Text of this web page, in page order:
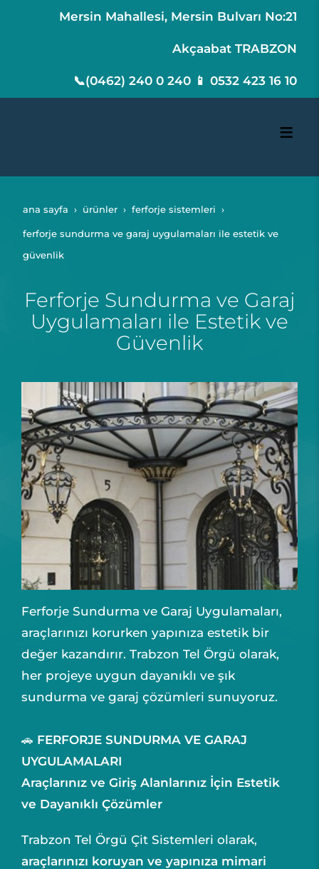
Mersin Mahallesi, Mersin Bulvarı No:21
Akçaabat TRABZON
📞(0462) 240 0 240 📱 0532 423 16 10
ana sayfa ürünler ferforje sistemleri
ferforje sundurma ve garaj uygulamaları ile estetik ve
güvenlik
Ferforje Sundurma ve Garaj
Uygulamaları ile Estetik ve
Güvenlik
Ferforje Sundurma ve Garaj Uygulamaları,
araçlarınızı korurken yapınıza estetik bir
değer kazandırır. Trabzon Tel Örgü olarak,
her projeye uygun dayanıklı ve şık
sundurma ve garaj çözümleri sunuyoruz.
🚗 FERFORJE SUNDURMA VE GARAJ
UYGULAMALARI
Araçlarınız ve Giriş Alanlarınız İçin Estetik
ve Dayanıklı Çözümler
Trabzon Tel Örgü Çit Sistemleri olarak,
araçlarınızı koruyan ve yapınıza mimari